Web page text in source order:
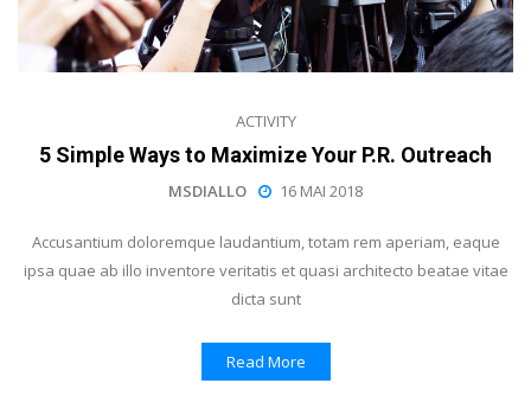
ACTIVITY
5 Simple Ways to Maximize Your P.R. Outreach
MSDIALLO 16 MAI 2018
Accusantium doloremque laudantium, totam rem aperiam, eaque
ipsa quae ab illo inventore veritatis et quasi architecto beatae vitae
dicta sunt
Read More